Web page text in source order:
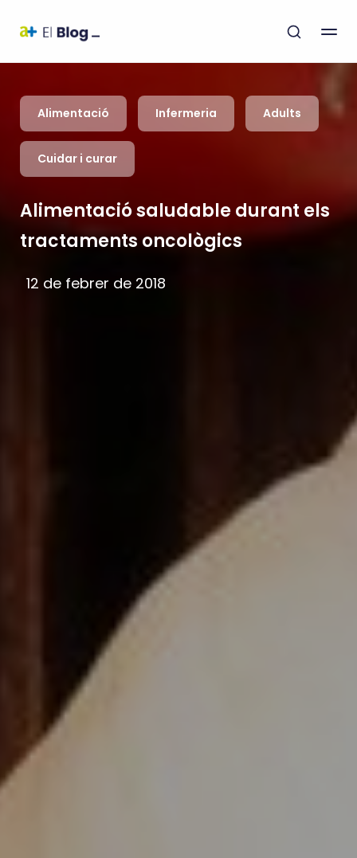
Alimentació Infermeria Adults
Cuidar i curar
Alimentació saludable durant els
tractaments oncològics
12 de febrer de 2018